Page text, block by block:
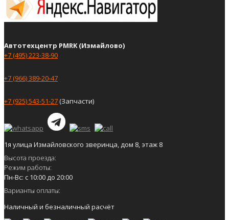
Автотехцентр PMRK (Измайлово)
+7 (495) 223-38-90
+7 (966) 389-20-47
+7 (925) 543-51-27(Запчасти)
1я улица Измайловского зверинца, дом 8, этаж 8
Высота проезда:
Режим работы:
Пн-Вс: с 10:00 до 20:00
Варианты оплаты:
Наличный и безналичный расчёт